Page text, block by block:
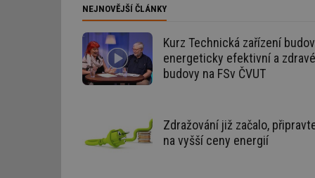
NEJNOVĚJŠÍ ČLÁNKY
Kurz Technická zařízení
energeticky efektivní a zdravé
budovy na FSv ČVUT
Zdražování již začalo,
na vyšší ceny energií
_dc_gtm_UA-
id